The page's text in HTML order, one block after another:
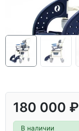
180 000 ₽
В наличии